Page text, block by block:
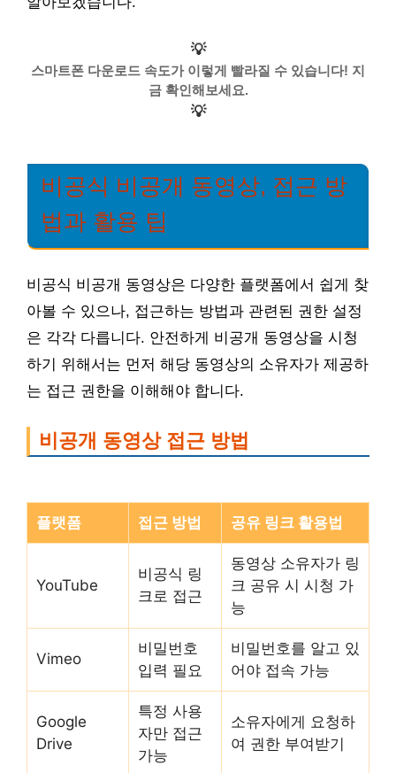
💡
스마트폰 다운로드 속도가 이렇게 빨라질 수 있습니다! 지
금 확인해보세요.
💡
비공식 비공개 동영상, 접근 방
법과 활용 팁
비공식 비공개 동영상은 다양한 플랫폼에서 쉽게 찾
아볼 수 있으나, 접근하는 방법과 관련된 권한 설정
은 각각 다릅니다. 안전하게 비공개 동영상을 시청
하기 위해서는 먼저 해당 동영상의 소유자가 제공하
는 접근 권한을 이해해야 합니다.
비공개 동영상 접근 방법
플랫폼 접근 방법 공유 링크 활용법
YouTube
비공식 링
크로 접근
동영상 소유자가 링
크 공유 시 시청 가
능
Vimeo
비밀번호
입력 필요
비밀번호를 알고 있
어야 접속 가능
Google
Drive
특정 사용
자만 접근
가능
소유자에게 요청하
여 권한 부여받기